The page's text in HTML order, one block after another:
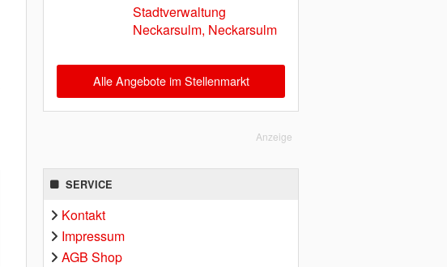
Stadtverwaltung
Neckarsulm, Neckarsulm
Alle Angebote im Stellenmarkt
Anzeige
SERVICE
Kontakt
Impressum
AGB Shop